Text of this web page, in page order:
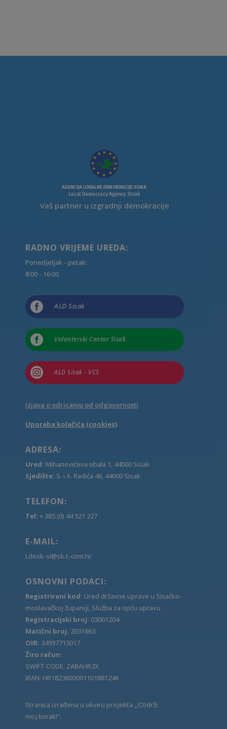
Vaš partner u izgradnji demokracije
RADNO VRIJEME UREDA:
Ponedjeljak - petak:
8:00 - 16:00
 ALD Sisak
 Volonterski Centar Sisak
 ALD Sisak - VCS
Izjava o odricanju od odgovornosti
Uporaba kolačića (cookies)
ADRESA:
Ured: Mihanovićeva obala 1, 44000 Sisak
Sjedište: S. i A. Radića 46, 44000 Sisak
TELEFON:
Tel: + 385 (0) 44 521 227
E-MAIL:
Ldesk-si@sk.t-com.hr
OSNOVNI PODACI:
Registrirani kod: Ured državne uprave u Sisačko-
moslavačkoj županiji, Služba za opću upravu
Registracijski broj: 03001204
Matični broj: 2031663
OIB: 34997715017
Žiro račun:
SWIFT CODE: ZABAHR2X
IBAN: HR1823600001101881246
Stranica izrađena u okviru projekta „(O)drži
moj korak!“.